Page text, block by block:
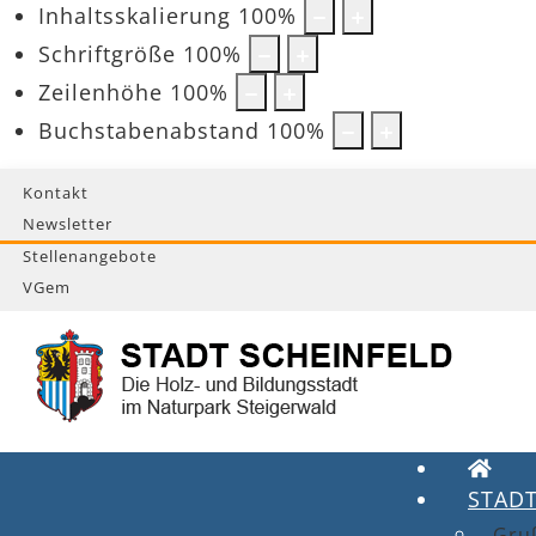
Inhaltsskalierung 100%
Schriftgröße 100%
Zeilenhöhe 100%
Buchstabenabstand 100%
Kontakt
Newsletter
Stellenangebote
VGem